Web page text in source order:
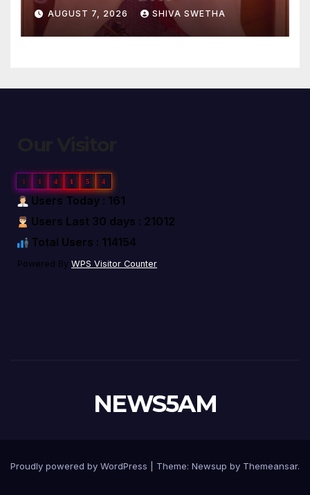
AUGUST 7, 2026 SHIVA SWETHA
1 1 4 1 5 4
Users Today : 161
Users Last 30 days : 21012
Total Users : 114154
Powered By WPS Visitor Counter
NEWS5AM
Proudly powered by WordPress Theme: Newsup by Themeansar.